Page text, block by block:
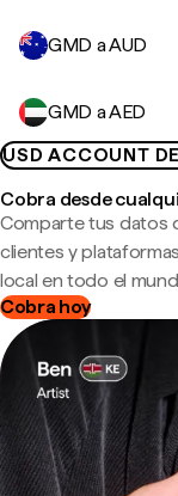
GMD a AUD
GMD a AED
USD ACCOUNT
Cobra desde
Comparte tus datos
clientes y
local en todo el
Cobra hoy